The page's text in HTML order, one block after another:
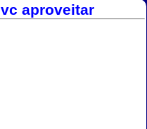
aproveitar